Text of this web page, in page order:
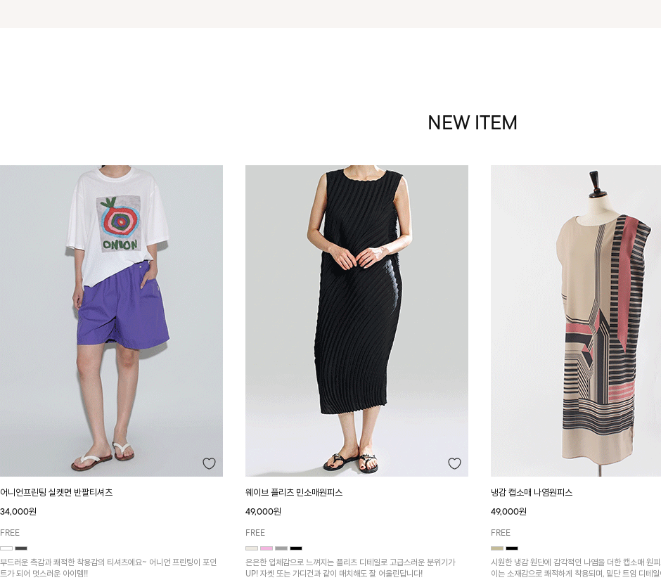
NEW ITEM
어니언프린팅 실켓면 반팔티셔츠
34,000원
FREE
부드러운 촉감과 쾌적한 착용감의 티셔츠에요~ 어니언 프린팅이 포인
트가 되어 멋스러운 아이템!!
웨이브 플리츠 민소매원피스
49,000원
FREE
은은한 입체감으로 느껴지는 플리츠 디테일로 고급스러운 분위기가
UP! 자켓 또는 가디건과 같이 매치해도 잘 어울린답니다!
냉감 캡소매 나염원피스
49,000원
FREE
시원한 냉감 원단에 감각적인 나염을 더한 캡소매 원
이는 소재감으로 쾌적하게 착용되며, 밑단 트임 디테일